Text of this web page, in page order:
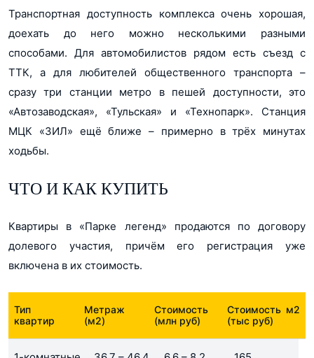
Транспортная доступность комплекса очень хорошая,
доехать до него можно несколькими разными
способами. Для автомобилистов рядом есть съезд с
ТТК, а для любителей общественного транспорта –
сразу три станции метро в пешей доступности, это
«Автозаводская», «Тульская» и «Технопарк». Станция
МЦК «ЗИЛ» ещё ближе – примерно в трёх минутах
ходьбы.
ЧТО И КАК КУПИТЬ
Квартиры в «Парке легенд» продаются по договору
долевого участия, причём его регистрация уже
включена в их стоимость.
Тип
квартир
Метраж
(м2)
Стоимость
(млн руб)
Стоимость м2
(тыс руб)